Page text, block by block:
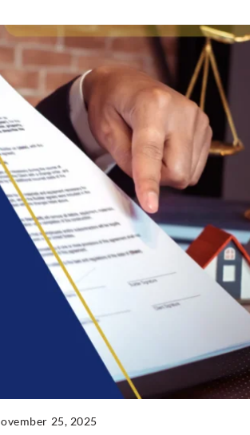
25, 2025